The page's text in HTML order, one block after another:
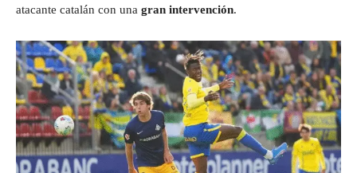
atacante catalán con una gran intervención.